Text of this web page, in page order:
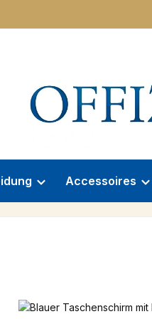
Accessoires